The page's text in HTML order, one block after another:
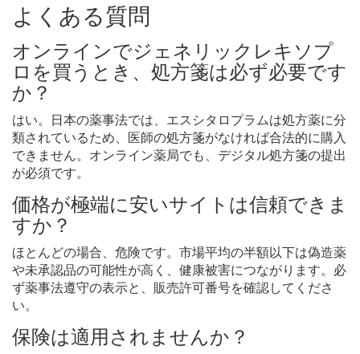
よくある質問
オンラインでジェネリックレキソプ
ロを買うとき、処方箋は必ず必要です
か？
はい。日本の薬事法では、エスシタロプラムは処方薬に分
類されているため、医師の処方箋がなければ合法的に購入
できません。オンライン薬局でも、デジタル処方箋の提出
が必須です。
価格が極端に安いサイトは信頼できま
すか？
ほとんどの場合、危険です。市場平均の半額以下は偽造薬
や未承認品の可能性が高く、健康被害につながります。必
ず薬事法遵守の表示と、販売許可番号を確認してくださ
い。
保険は適用されませんか？